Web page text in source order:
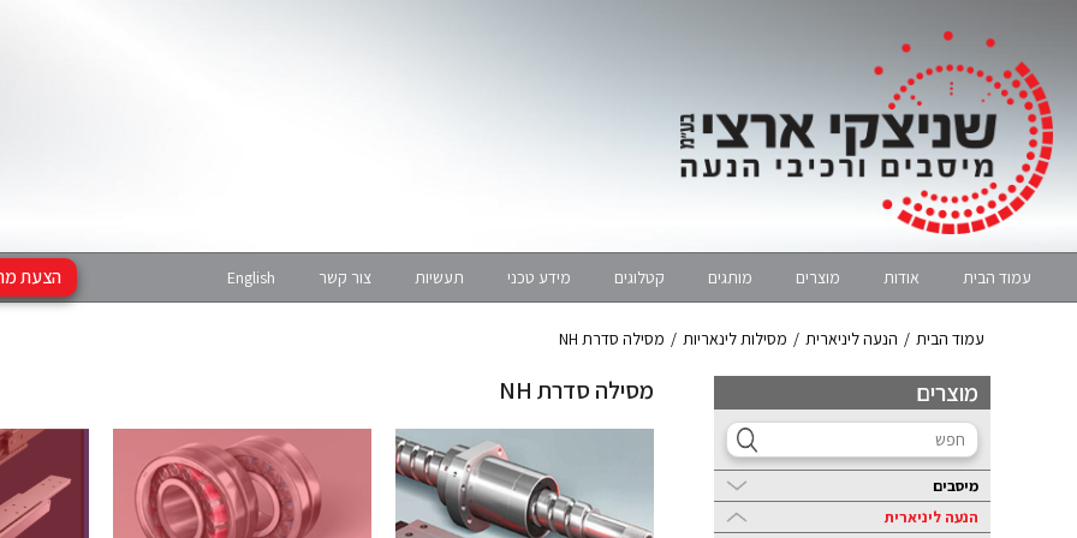
עמוד הבית אודות מוצרים מותגים קטלוגים מידע טכני תעשיות צור קשר English הצעת
עמוד הבית / הנעה ליניארית / מסילות לינאריות / מסילה סדרת NH
מוצרים
מיסבים
הנעה ליניארית
מסילה סדרת NH